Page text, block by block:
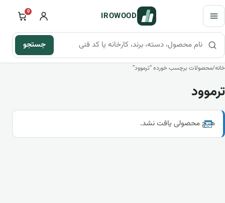
رفتن به محتوای اصلی
باز کردن منو IROWOOD
0
جستجو در محصولات، دسته‌ها و راهنما
جستجو
خانه/محصولات برچسب خورده “ترموود”
ترموود
هیچ محصولی یافت نشد.